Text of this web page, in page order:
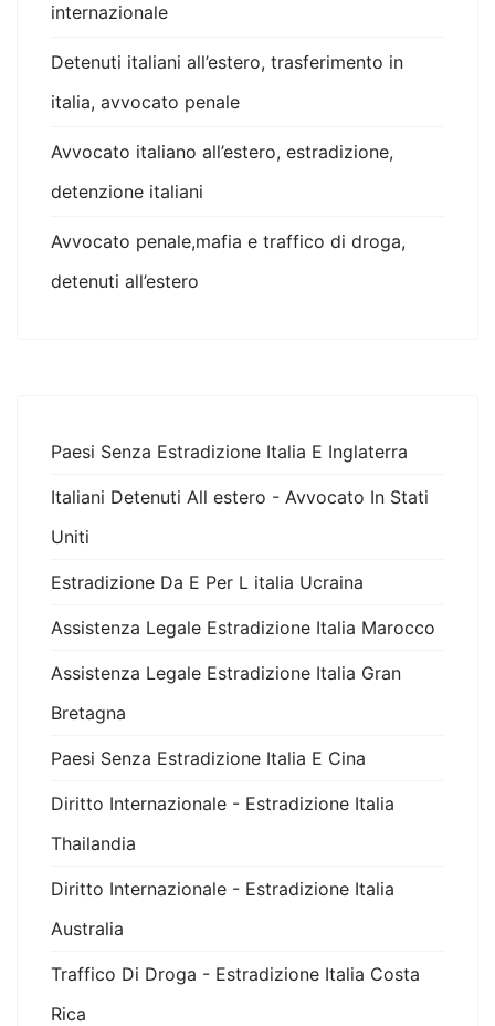
internazionale
Detenuti italiani all’estero, trasferimento in
italia, avvocato penale
Avvocato italiano all’estero, estradizione,
detenzione italiani
Avvocato penale,mafia e traffico di droga,
detenuti all’estero
Paesi Senza Estradizione Italia E Inglaterra
Italiani Detenuti All estero - Avvocato In Stati
Uniti
Estradizione Da E Per L italia Ucraina
Assistenza Legale Estradizione Italia Marocco
Assistenza Legale Estradizione Italia Gran
Bretagna
Paesi Senza Estradizione Italia E Cina
Diritto Internazionale - Estradizione Italia
Thailandia
Diritto Internazionale - Estradizione Italia
Australia
Traffico Di Droga - Estradizione Italia Costa
Rica